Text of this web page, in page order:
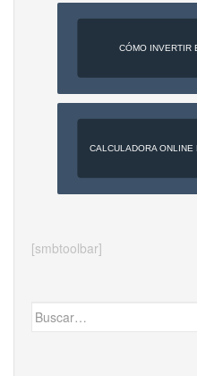
CÓMO INVERTIR
CALCULADORA
[smbtoolbar]
Buscar: